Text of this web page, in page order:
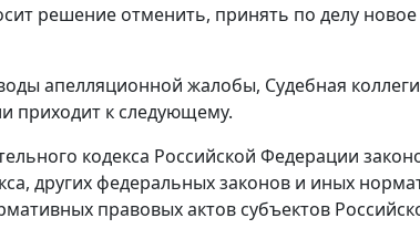
решение отменить, принять по делу
апелляционной жалобы, Судебная
приходит к следующему.
кодекса Российской Федерации
других федеральных законов и иных
правовых актов субъектов